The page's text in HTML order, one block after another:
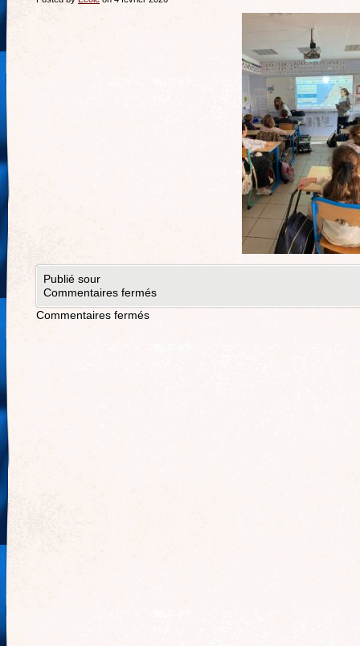
Publié sour
Commentaires fermés
Commentaires fermés